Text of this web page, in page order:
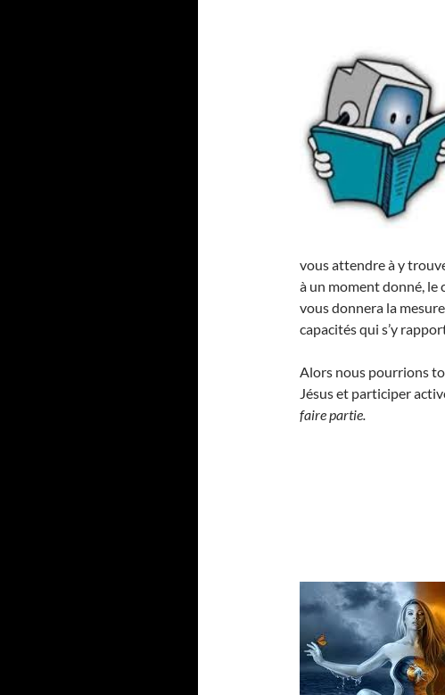
vous attendre à y
à un moment donné, le
vous donnera la
capacités qui s’y
Alors nous pourrions
Jésus et participer
faire partie.